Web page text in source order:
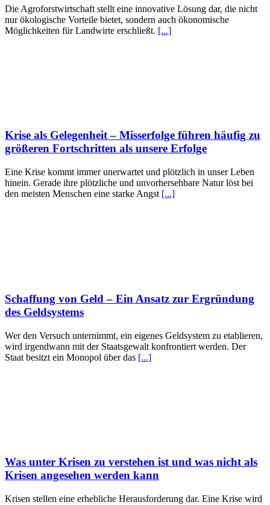
Die Agroforstwirtschaft stellt eine innovative Lösung dar, die nicht
nur ökologische Vorteile bietet, sondern auch ökonomische
Möglichkeiten für Landwirte erschließt. [...]
Krise als Gelegenheit – Misserfolge führen häufig zu
größeren Fortschritten als unsere Erfolge
Eine Krise kommt immer unerwartet und plötzlich in unser Leben
hinein. Gerade ihre plötzliche und unvorhersehbare Natur löst bei
den meisten Menschen eine starke Angst [...]
Schaffung von Geld – Ein Ansatz zur Ergründung
des Geldsystems
Wer den Versuch unternimmt, ein eigenes Geldsystem zu etablieren,
wird irgendwann mit der Staatsgewalt konfrontiert werden. Der
Staat besitzt ein Monopol über das [...]
Was unter Krisen zu verstehen ist und was nicht als
Krisen angesehen werden kann
Krisen stellen eine erhebliche Herausforderung dar. Eine Krise wird